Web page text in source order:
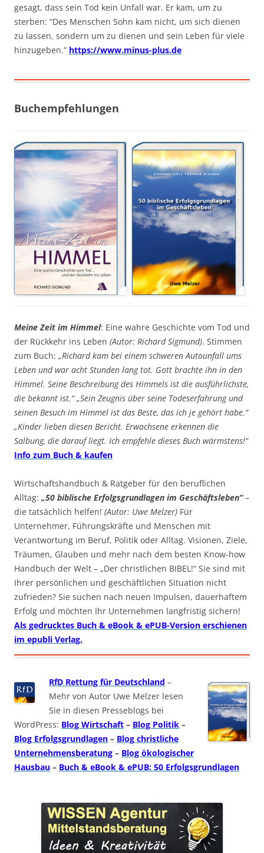
gesagt, dass sein Tod kein Unfall war. Er kam, um zu
sterben: “Des Menschen Sohn kam nicht, um sich dienen
zu lassen, sondern um zu dienen und sein Leben für viele
hinzugeben.” https://www.minus-plus.de
Buchempfehlungen
Meine Zeit im Himmel: Eine wahre Geschichte vom Tod und
der Rückkehr ins Leben (Autor: Richard Sigmund). Stimmen
zum Buch: „Richard kam bei einem schweren Autounfall ums
Leben und war acht Stunden lang tot. Gott brachte ihn in den
Himmel. Seine Beschreibung des Himmels ist die ausführlichste,
die bekannt ist.“ „Sein Zeugnis über seine Todeserfahrung und
seinen Besuch im Himmel ist das Beste, das ich je gehört habe.“
„Kinder lieben diesen Bericht. Erwachsene erkennen die
Salbung, die darauf liegt. Ich empfehle dieses Buch wärmstens!“
Info zum Buch & kaufen
Wirtschaftshandbuch & Ratgeber für den beruflichen
Alltag: „50 biblische Erfolgsgrundlagen im Geschäftsleben“–
die tatsächlich helfen! (Autor: Uwe Melzer) Für
Unternehmer, Führungskräfte und Menschen mit
Verantwortung im Beruf, Politik oder Alltag. Visionen, Ziele,
Träumen, Glauben und mehr nach dem besten Know-how
Handbuch der Welt – „Der christlichen BIBEL!“ Sie sind mit
Ihrer persönlichen und geschäftlichen Situation nicht
zufrieden? Sie suchen nach neuen Impulsen, dauerhaftem
Erfolg und möchten Ihr Unternehmen langfristig sichern!
Als gedrucktes Buch & eBook & ePUB-Version erschienen
im epubli Verlag.
RfD Rettung für Deutschland –
Mehr von Autor Uwe Melzer lesen
Sie in diesen Presseblogs bei
WordPress: Blog Wirtschaft – Blog Politik –
Blog Erfolgsgrundlagen – Blog christliche
Unternehmensberatung – Blog ökologischer
Hausbau – Buch & eBook & ePUB: 50 Erfolgsgrundlagen